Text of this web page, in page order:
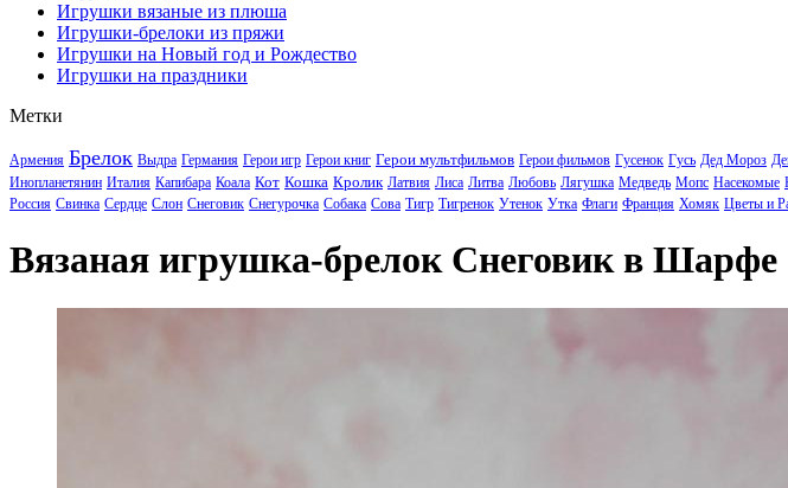
Игрушки вязаные из плюша
Игрушки-брелоки из пряжи
Игрушки на Новый год и Рождество
Игрушки на праздники
Метки
Армения Брелок Выдра Германия Герои игр Герои книг Герои мультфильмов Герои фильмов Гусенок Гусь Дед Мороз
Инопланетянин Италия Капибара Коала Кот Кошка Кролик Латвия Лиса Литва Любовь Лягушка Медведь Мопс Насекомые
Россия Свинка Сердце Слон Снеговик Снегурочка Собака Сова Тигр Тигренок Утенок Утка Флаги Франция Хомяк Цветы и
Вязаная игрушка-брелок Снеговик в Шарфе